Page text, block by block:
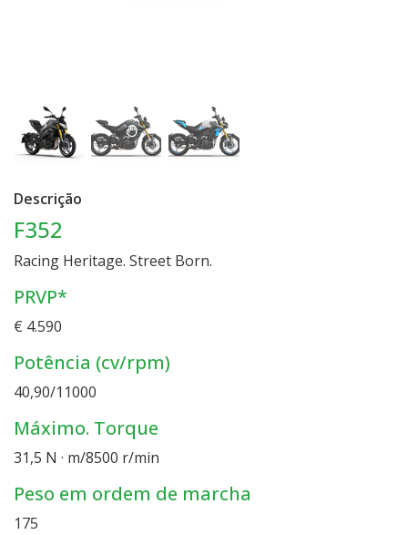
Descrição
F352
Racing Heritage. Street Born.
PRVP*
€ 4.590
Potência (cv/rpm)
40,90/11000
Máximo. Torque
31,5 N · m/8500 r/min
Peso em ordem de marcha
175